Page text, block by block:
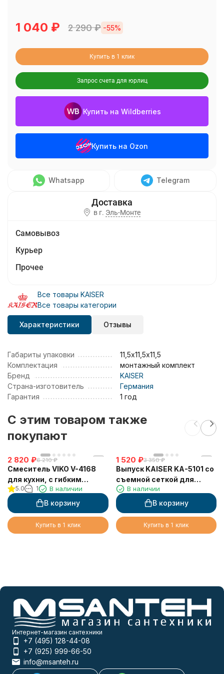
1 040 ₽ 2 290₽ -55%
Купить в 1 клик
Запрос счета для юрлиц
Купить на Wildberries
Купить на Ozon
Whatsapp Telegram
в г. Эль-Монте
Самовывоз
Курьер
Прочее
Все товары KAISER
Все товары категории
Характеристики Отзывы
Габариты упаковки
11,5х11,5х11,5
Комплектация
монтажный комплект
Бренд
KAISER
Страна-изготовитель
Германия
Гарантия
1 год
C этим товаром также
покупают
2 820 ₽6 210 ₽
Смеситель VIKO V-4168
для кухни, с гибким
СЕРЫМ изливом
5.0 1 В наличии
В корзину
Купить в 1 клик
1 520 ₽3 350 ₽
Выпуск KAISER KA-5101 со
съемной сеткой для
отходов Ø40*3 1/2"
Тёмно-зелёный
В наличии
В корзину
Купить в 1 клик
Интернет-магазин сантехники
+7 (495) 128-44-08
+7 (925) 999-66-50
info@msanteh.ru